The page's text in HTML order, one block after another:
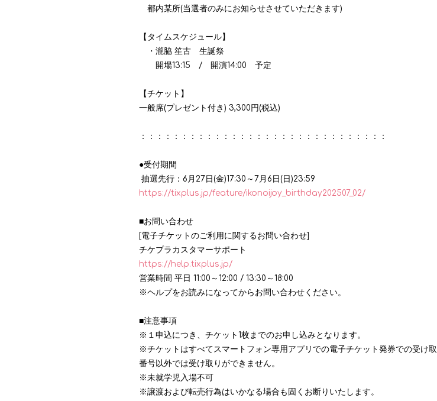
都内某所(当選者のみにお知らせさせていただきます)
【タイムスケジュール】
・瀧脇 笙古 生誕祭
開場13:15 / 開演14:00 予定
【チケット】
一般席(プレゼント付き) 3,300 円 (税込)
：：：：：：：：：：：：：：：：：：：：：：：：：：：：：：
●受付期間
抽選先行： 6 月 27 日 (金)17:30 ～ 7 月 6 日 ( 日)23:59
https://tixplus.jp/feature/ikonoijoy_birthday202507_02/
■お問い合わせ
[電子チケットのご利用に関するお問い合わせ]
チケプラカスタマーサポート
https://help.tixplus.jp/
営業時間 平日 11:00 ～12:00 / 13:30 ～18:00
※ヘルプをお読みになってからお問い合わせください。
■注意事項
※１申込につき、チケット1枚までのお申し込みとなります。
※チケットはすべてスマートフォン専用アプリでの電子チケット発券での受け
番号以外では受け取りができません。
※未就学児入場不可
※譲渡および転売行為はいかなる場合も固くお断りいたします。